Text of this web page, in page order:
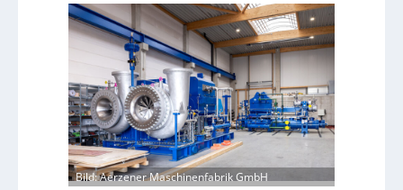
k
z
e
u
g
b
a
u
p
r
b
r
i
d
e
G
r
e
i
f
Bild: Aerzener Maschinenfabrik GmbH